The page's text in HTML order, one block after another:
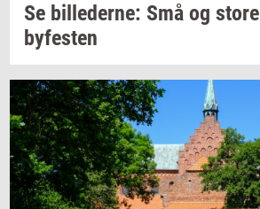
Se bil­le­der­ne: Små og store
by­fe­sten